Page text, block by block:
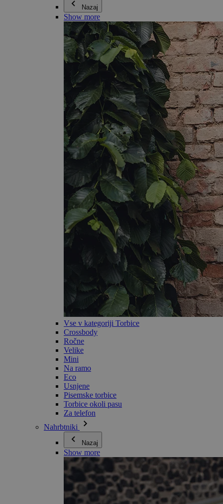
Nazaj
Show more
Vse v kategoriji Torbice
Crossbody
Ročne
Velike
Mini
Na ramo
Eco
Usnjene
Pisemske torbice
Torbice okoli pasu
Za telefon
Nahrbtniki
Nazaj
Show more